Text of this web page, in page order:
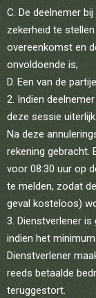
C. De deelnemer
zekerheid te
overeenkomst en
onvoldoende is;
D. Een van de
Indien
deze sessie
Na deze
rekening gebracht.
voor 08:30 uur op
te melden, zodat
geval kosteloos)
Dienstverlener
indien het
Dienstverlener
reeds betaalde
teruggestort.